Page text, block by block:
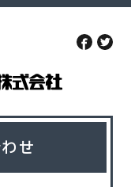
せ